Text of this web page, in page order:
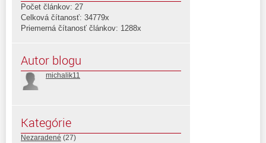
Počet článkov: 27
Celková čítanosť: 34779x
Priemerná čítanosť článkov: 1288x
Autor blogu
michalik11
Kategórie
Nezaradené (27)